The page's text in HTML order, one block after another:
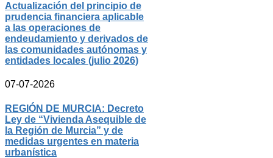
Actualización del principio de
prudencia financiera aplicable
a las operaciones de
endeudamiento y derivados de
las comunidades autónomas y
entidades locales (julio 2026)
07-07-2026
REGIÓN DE MURCIA: Decreto
Ley de “Vivienda Asequible de
la Región de Murcia” y de
medidas urgentes en materia
urbanística